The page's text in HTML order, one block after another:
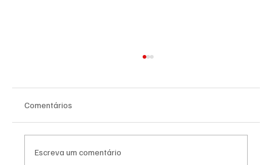
Comentários
Escreva um comentário